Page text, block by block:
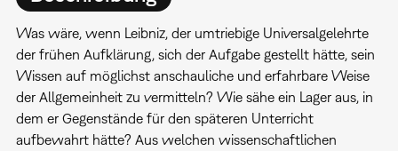
Was wäre, wenn Leibniz, der umtriebige Universalgelehrte
der frühen Aufklärung, sich der Aufgabe gestellt hätte, sein
Wissen auf möglichst anschauliche und erfahrbare Weise
der Allgemeinheit zu vermitteln? Wie sähe ein Lager aus, in
dem er Gegenstände für den späteren Unterricht
aufbewahrt hätte? Aus welchen wissenschaftlichen